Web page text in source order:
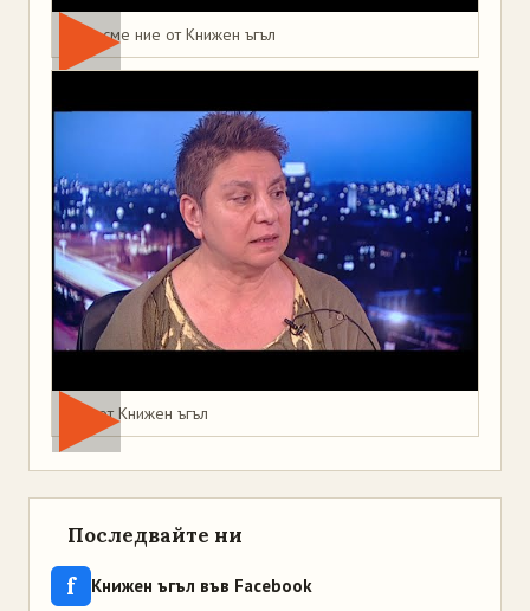
Това сме ние от Книжен ъгъл
Мая от Книжен ъгъл
Последвайте ни
f Книжен ъгъл във Facebook